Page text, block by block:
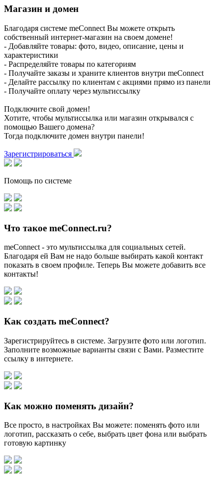
Магазин и домен
Благодаря системе meConnect Вы можете открыть
собственный интернет-магазин на своем домене!
- Добавляйте товары: фото, видео, описание, цены и
характеристики
- Распределяйте товары по категориям
- Получайте заказы и храните клиентов внутри meConnect
- Делайте рассылку по клиентам с акциями прямо из панели
- Получайте оплату через мультиссылку
Подключите свой домен!
Хотите, чтобы мультиссылка или магазин открывался с
помощью Вашего домена?
Тогда подключите домен внутри панели!
Зарегистрироваться
Помощь по системе
Что такое meConnect.ru?
meConnect - это мультиссылка для социальных сетей.
Благодаря ей Вам не надо больше выбирать какой контакт
показать в своем профиле. Теперь Вы можете добавить все
контакты!
Как создать meConnect?
Зарегистрируйтесь в системе. Загрузите фото или логотип.
Заполните возможные варианты связи с Вами. Разместите
ссылку в интернете.
Как можно поменять дизайн?
Все просто, в настройках Вы можете: поменять фото или
логотип, рассказать о себе, выбрать цвет фона или выбрать
готовую картинку